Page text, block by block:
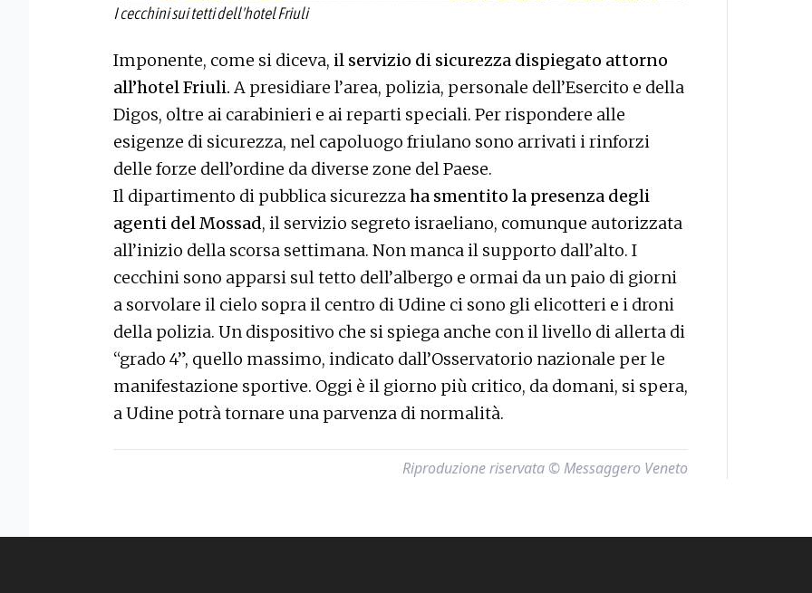
I cecchini sui tetti dell'hotel Friuli
Imponente, come si diceva, il servizio di sicurezza dispiegato attorno
all’hotel Friuli. A presidiare l’area, polizia, personale dell’Esercito e della
Digos, oltre ai carabinieri e ai reparti speciali. Per rispondere alle
esigenze di sicurezza, nel capoluogo friulano sono arrivati i rinforzi
delle forze dell’ordine da diverse zone del Paese.
Il dipartimento di pubblica sicurezzaha smentito la presenza degli
agenti del Mossad, il servizio segreto israeliano, comunque autorizzata
all’inizio della scorsa settimana. Non manca il supporto dall’alto. I
cecchini sono apparsi sul tetto dell’albergo e ormai da un paio di giorni
a sorvolare il cielo sopra il centro di Udine ci sono gli elicotteri e i droni
della polizia. Un dispositivo che si spiega anche con il livello di allerta di
“grado 4”, quello massimo, indicato dall’Osservatorio nazionale per le
manifestazione sportive. Oggi è il giorno più critico, da domani, si spera,
a Udine potrà tornare una parvenza di normalità.
Riproduzione riservata © Messaggero Veneto